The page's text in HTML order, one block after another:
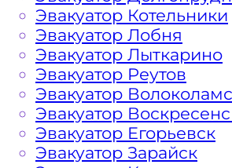
от 4500 рублей
РУБЛЕЙ ЗА КИЛОМЕТР
Эвакуатор Котельники
Эвакуатор Лобня
Эвакуатор Лыткарино
Эвакуатор Реутов
Эвакуатор
Эвакуатор
Эвакуатор Егорьевск
Эвакуатор Зарайск